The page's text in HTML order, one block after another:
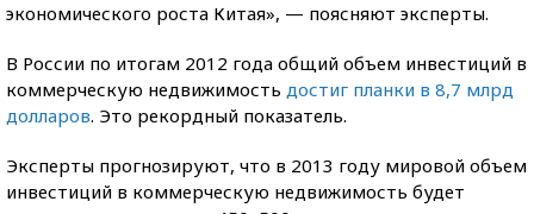
экономического роста Китая», — поясняют эксперты.
В России по итогам 2012 года общий объем инвестиций в
коммерческую недвижимость достиг планки в 8,7 млрд
долларов. Это рекордный показатель.
Эксперты прогнозируют, что в 2013 году мировой объем
инвестиций в коммерческую недвижимость будет